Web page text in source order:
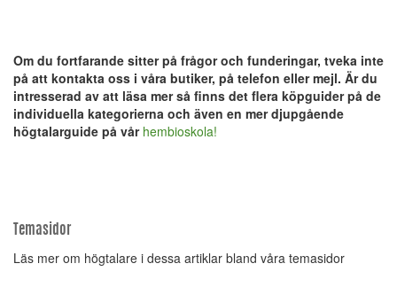
Om du fortfarande sitter på frågor och funderingar, tveka inte
på att kontakta oss i våra butiker, på telefon eller mejl. Är du
intresserad av att läsa mer så finns det flera köpguider på de
individuella kategorierna och även en mer djupgående
högtalarguide på vår hembioskola!
Temasidor
Läs mer om högtalare i dessa artiklar bland våra temasidor